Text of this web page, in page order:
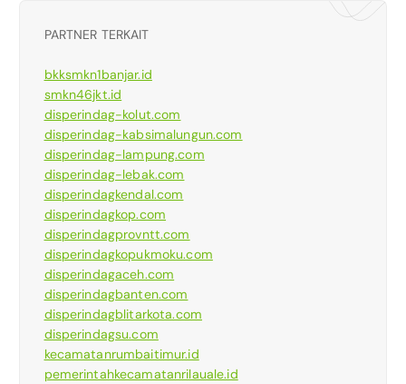
PARTNER TERKAIT
bkksmkn1banjar.id
smkn46jkt.id
disperindag-kolut.com
disperindag-kabsimalungun.com
disperindag-lampung.com
disperindag-lebak.com
disperindagkendal.com
disperindagkop.com
disperindagprovntt.com
disperindagkopukmoku.com
disperindagaceh.com
disperindagbanten.com
disperindagblitarkota.com
disperindagsu.com
kecamatanrumbaitimur.id
pemerintahkecamatanrilauale.id